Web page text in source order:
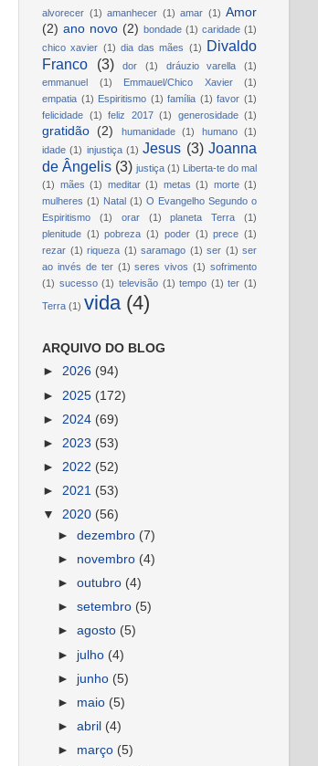
alvorecer (1) amanhecer (1) amar (1) Amor
(2) ano novo (2) bondade (1) caridade (1)
chico xavier (1) dia das mães (1) Divaldo
Franco
(3) dor (1) dráuzio varella
(1)
emmanuel
(1) Emmauel/Chico Xavier
(1)
empatia (1) Espiritismo (1) família (1) favor (1)
felicidade (1) feliz 2017 (1) generosidade (1)
gratidão (2) humanidade (1) humano
(1)
idade (1) injustiça (1) Jesus (3) Joanna
de Ângelis (3) justiça (1)
Liberta-te do mal
(1) mães (1) meditar (1) metas (1) morte (1)
mulheres (1) Natal (1) O Evangelho Segundo o
Espiritismo
(1) orar (1) planeta Terra
(1)
plenitude (1) pobreza (1) poder (1) prece (1)
rezar (1) riqueza (1) saramago (1) ser (1) ser
ao invés de ter (1) seres vivos (1) sofrimento
(1) sucesso (1) televisão (1) tempo (1) ter (1)
Terra (1) vida (4)
ARQUIVO DO BLOG
► 2026 (94)
► 2025 (172)
► 2024 (69)
► 2023 (53)
► 2022 (52)
► 2021 (53)
▼ 2020 (56)
►dezembro (7)
► novembro (4)
►outubro (4)
►setembro (5)
►agosto (5)
► julho (4)
► junho (5)
► maio (5)
►abril (4)
► março (5)